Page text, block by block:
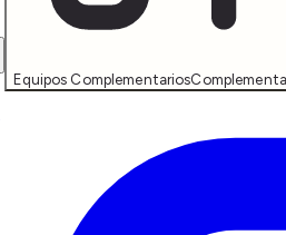
Equipos Complementarios